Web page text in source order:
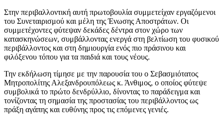
Στην περιβαλλοντική αυτή πρωτοβουλία συμμετείχαν εργαζόμενοι
του Συνεταιρισμού και μέλη της Ένωσης Αποστράτων. Οι
συμμετέχοντες φύτεψαν δεκάδες δέντρα στον χώρο των
κατασκηνώσεων, συμβάλλοντας ενεργά στη βελτίωση του φυσικού
περιβάλλοντος και στη δημιουργία ενός πιο πράσινου και
φιλόξενου τόπου για τα παιδιά και τους νέους.
Την εκδήλωση τίμησε με την παρουσία του ο Σεβασμιότατος
Μητροπολίτης Αλεξανδρουπόλεως κ. Άνθιμος, ο οποίος φύτεψε
συμβολικά το πρώτο δενδρύλλιο, δίνοντας το παράδειγμα και
τονίζοντας τη σημασία της προστασίας του περιβάλλοντος ως
πράξη αγάπης και ευθύνης προς τις επόμενες γενιές.